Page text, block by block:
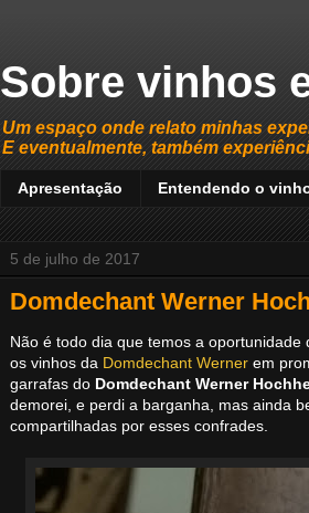
Sobre vinhos
Um espaço onde relato minhas
E eventualmente, também
Apresentação Entendendo o
5 de julho de 2017
Domdechant Werner
Não é todo dia que temos a oportunidade
os vinhos da Domdechant Werner em
garrafas do Domdechant Werner
demorei, e perdi a barganha, mas ainda
compartilhadas por esses confrades.